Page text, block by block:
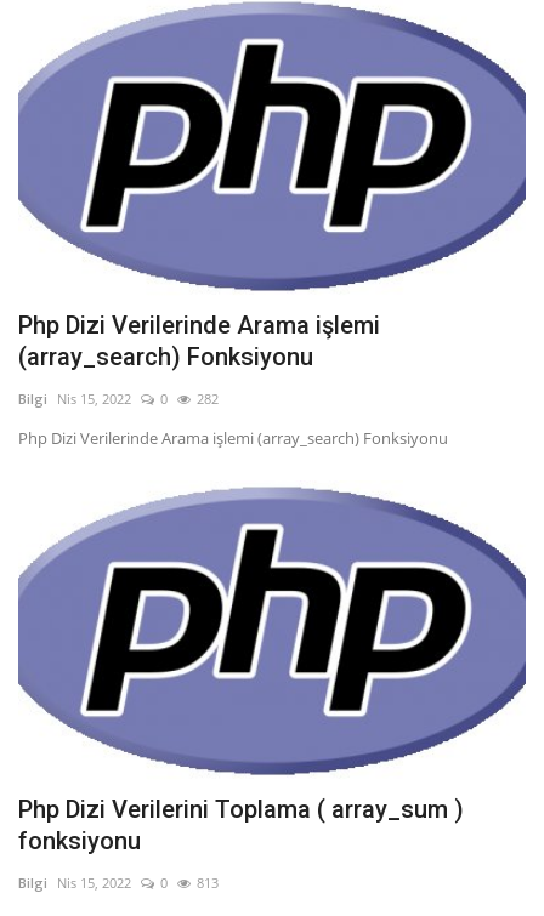
Php Dizi Verilerinde Arama işlemi
(array_search) Fonksiyonu
Bilgi Nis 15, 2022 0 282
Php Dizi Verilerinde Arama işlemi (array_search) Fonksiyonu
Php Dizi Verilerini Toplama ( array_sum )
fonksiyonu
Bilgi Nis 15, 2022 0 813